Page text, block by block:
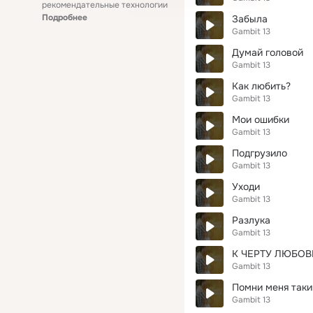
рекомендательные технологии
Подробнее
Забыла
Gambit 13
Думай головой
Gambit 13
Как любить?
Gambit 13
Мои ошибки
Gambit 13
Подгрузило
Gambit 13
Уходи
Gambit 13
Разлука
Gambit 13
К ЧЕРТУ
Gambit 13
Помни меня
Gambit 13